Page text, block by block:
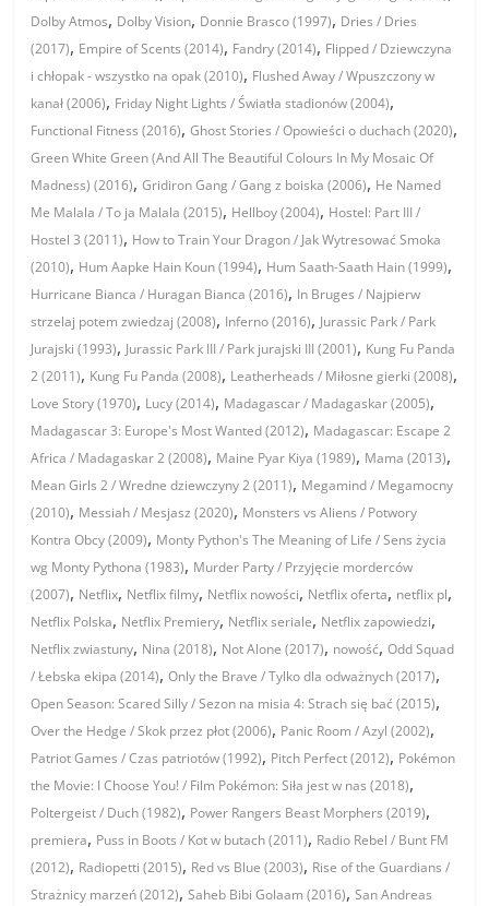
Dolby Atmos, Dolby Vision, Donnie Brasco (1997), Dries / Dries
(2017), Empire of Scents (2014), Fandry (2014), Flipped / Dziewczyna
i chłopak - wszystko na opak (2010), Flushed Away / Wpuszczony w
kanał (2006), Friday Night Lights / Światła stadionów (2004),
Functional Fitness (2016),Ghost Stories / Opowieści o duchach (2020),
Green White Green (And All The Beautiful Colours In My Mosaic Of
Madness) (2016),Gridiron Gang / Gang z boiska (2006), He Named
Me Malala / To ja Malala (2015), Hellboy (2004), Hostel: Part III /
Hostel 3 (2011), How to Train Your Dragon / Jak Wytresować Smoka
(2010), Hum Aapke Hain Koun (1994), Hum Saath-Saath Hain (1999),
Hurricane Bianca / Huragan Bianca (2016), In Bruges / Najpierw
strzelaj potem zwiedzaj (2008), Inferno (2016), Jurassic Park / Park
Jurajski (1993), Jurassic Park III / Park jurajski III (2001), Kung Fu Panda
2 (2011), Kung Fu Panda (2008), Leatherheads / Miłosne gierki (2008),
Love Story (1970), Lucy (2014), Madagascar / Madagaskar (2005),
Madagascar 3: Europe's Most Wanted (2012), Madagascar: Escape 2
Africa / Madagaskar 2 (2008), Maine Pyar Kiya (1989), Mama (2013),
Mean Girls 2 / Wredne dziewczyny 2 (2011), Megamind / Megamocny
(2010), Messiah / Mesjasz (2020), Monsters vs Aliens / Potwory
Kontra Obcy (2009), Monty Python's The Meaning of Life / Sens życia
wg Monty Pythona (1983), Murder Party / Przyjęcie morderców
(2007), Netflix, Netflix filmy, Netflix nowości, Netflix oferta, netflix pl,
Netflix Polska, Netflix Premiery, Netflix seriale, Netflix zapowiedzi,
Netflix zwiastuny, Nina (2018), Not Alone (2017), nowość,Odd Squad
/ Łebska ekipa (2014),Only the Brave / Tylko dla odważnych (2017),
Open Season: Scared Silly / Sezon na misia 4: Strach się bać (2015),
Over the Hedge / Skok przez płot (2006), Panic Room / Azyl (2002),
Patriot Games / Czas patriotów (1992), Pitch Perfect (2012), Pokémon
the Movie: I Choose You! / Film Pokémon: Siła jest w nas (2018),
Poltergeist / Duch (1982), Power Rangers Beast Morphers (2019),
premiera, Puss in Boots / Kot w butach (2011), Radio Rebel / Bunt FM
(2012), Radiopetti (2015), Red vs Blue (2003), Rise of the Guardians /
Strażnicy marzeń (2012),Saheb Bibi Golaam (2016),San Andreas